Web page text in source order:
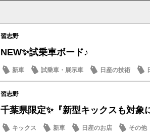
習志野
NEW✨試乗車ボード♪
新車 試乗車・展示車 日産の技術
習志野
千葉県限定✨『新型キックスも対象
キックス 新車 日産のお店 その他